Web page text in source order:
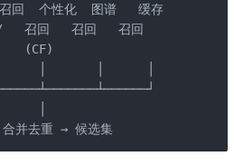
回  个性化  图谱   缓存
召回   召回   召回
(CF)
并去重 → 候选集